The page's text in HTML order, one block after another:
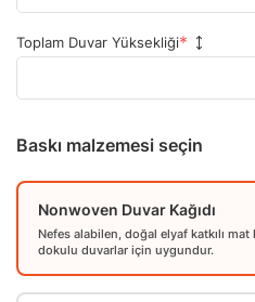
Toplam Duvar Yüksekliği
Baskı malzemesi seçin
Nonwoven Duvar Kağıdı
Nefes alabilen, doğal elyaf katkılı
dokulu duvarlar için uygundur.